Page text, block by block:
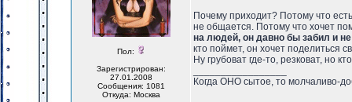
Пол:
Зарегистрирован:
27.01.2008
Сообщения: 1081
Откуда: Москва
Почему приходит? Потому что
не общается. Потому что хочет
на людей, он давно бы забил и
кто поймет, он хочет поделиться
Ну грубоват где-то, резковат, но
Когда ОНО сытое, то молчаливо-